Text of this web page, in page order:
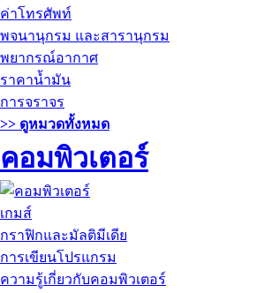
ค่าโทรศัพท์
พจนานุกรม และสารานุกรม
พยากรณ์อากาศ
ราคาน้ำมัน
การจราจร
>> ดูหมวดทั้งหมด
คอมพิวเตอร์
เกมส์
กราฟิกและมัลติมีเดีย
การเขียนโปรแกรม
ความรู้เกี่ยวกับคอมพิวเตอร์